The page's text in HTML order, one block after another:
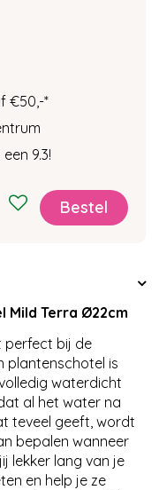
€50,-*
9.3!
Mild Terra Ø22cm
perfect bij de
plantenschotel is
waterdicht
al het water na
teveel geeft, wordt
bepalen wanneer
lekker lang van je
en help je ze